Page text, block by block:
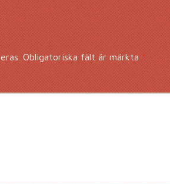
Obligatoriska fält är märkta*